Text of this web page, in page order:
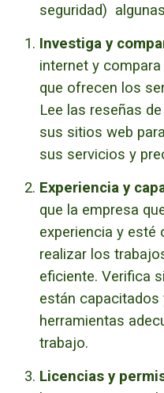
seguridad)
Investiga y
internet y
que ofrecen los
Lee las reseñas
sus sitios web
sus servicios y
Experiencia y
que la empresa
experiencia y esté
realizar los
eficiente. Verifica
están
herramientas
trabajo.
Licencias y